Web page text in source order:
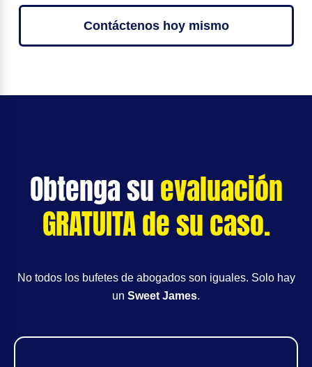
Contáctenos hoy mismo
Obtenga suevaluación
GRATUITA de su caso.
No todos los bufetes de abogados son iguales. Solo hay
un Sweet James.